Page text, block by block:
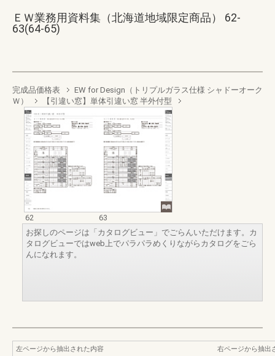
ＥＷ業務用資料集（北海道地域限定商品） 62-
63(64-65)
完成品価格表
EW for Design（トリプルガラス仕様 シャドーオーク
Ｗ）
【引違い窓】単体引違い窓 半外付型
62
63
お探しのページは「カタログビュー」でごらんいただけます。カ
タログビューではweb上でパラパラめくりながらカタログをごら
んになれます。
左ページから抽出された内容
右ページから抽出